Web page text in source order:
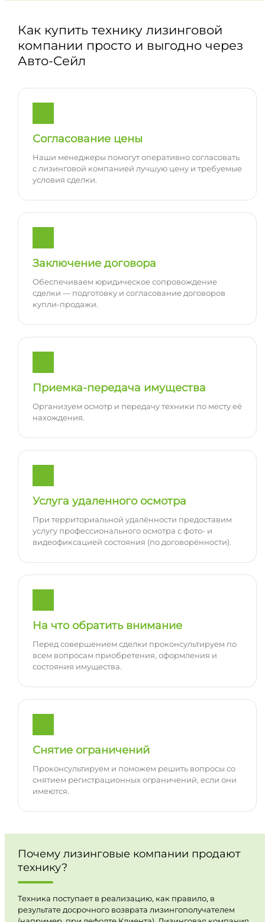
Как купить технику лизинговой
компании просто и выгодно через
Авто-Сейл
Согласование цены
Наши менеджеры помогут оперативно согласовать
с лизинговой компанией лучшую цену и требуемые
условия сделки.
Заключение договора
Обеспечиваем юридическое сопровождение
сделки — подготовку и согласование договоров
купли-продажи.
Приемка-передача имущества
Организуем осмотр и передачу техники по месту её
нахождения.
Услуга удаленного осмотра
При территориальной удалённости предоставим
услугу профессионального осмотра с фото- и
видеофиксацией состояния (по договорённости).
На что обратить внимание
Перед совершением сделки проконсультируем по
всем вопросам приобретения, оформления и
состояния имущества.
Снятие ограничений
Проконсультируем и поможем решить вопросы со
снятием регистрационных ограничений, если они
имеются.
Почему лизинговые компании продают
технику?
Техника поступает в реализацию, как правило, в
результате досрочного возврата лизингополучателем